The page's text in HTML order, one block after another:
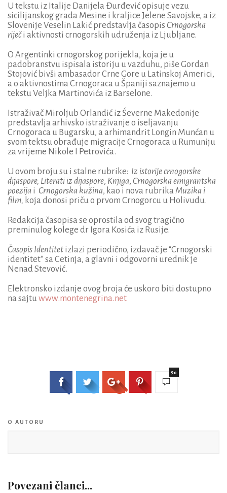
U tekstu iz Italije Danijela Đurđević opisuje vezu
sicilijanskog grada Mesine i kraljice Jelene Savojske, a iz
Slovenije Veselin Lakić predstavlja časopis Crnogorska
riječi aktivnosti crnogorskih udruženja iz Ljubljane.
O Argentinki crnogorskog porijekla, koja je u
padobranstvu ispisala istoriju u vazduhu, piše Gordan
Stojović bivši ambasador Crne Gore u Latinskoj Americi,
a o aktivnostima Crnogoraca u Španiji saznajemo u
tekstu Veljka Martinovića iz Barselone.
Istraživač Miroljub Orlandić iz Śeverne Makedonije
predstavlja arhivsko istraživanje o iseljavanju
Crnogoraca u Bugarsku, a arhimandrit Longin Munćan u
svom tektsu obrađuje migracije Crnogoraca u Rumuniju
za vrijeme Nikole I Petrovića.
U ovom broju su i stalne rubrike: Iz istorije crnogorske
dijaspore, Literati iz dijaspore, Knjiga, Crnogorska emigrantska
poezija i Crnogorska kužina, kao i nova rubrika Muzika i
film, koja donosi priču o prvom Crnogorcu u Holivudu.
Redakcija časopisa se oprostila od svog tragično
preminulog kolege dr Igora Kosića iz Rusije.
Časopis Identitet izlazi periodično, izdavač je “Crnogorski
identitet” sa Cetinja, a glavni i odgovorni urednik je
Nenad Stevović.
Elektronsko izdanje ovog broja će uskoro biti dostupno
na sajtu www.montenegrina.net
90
O AUTORU
Povezani članci...